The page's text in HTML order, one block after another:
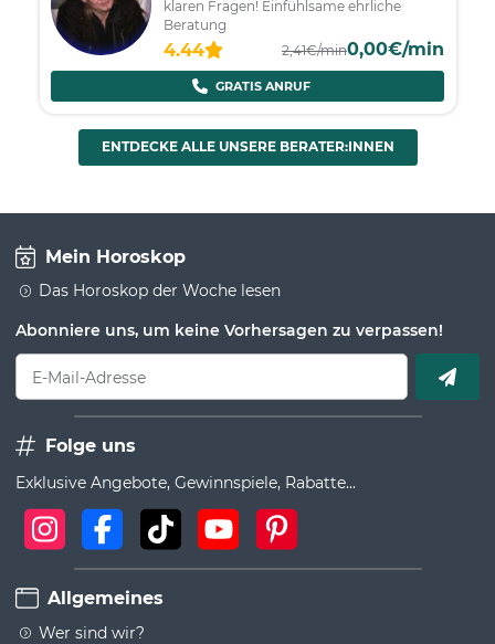
klaren Fragen! Einfühlsame ehrliche
Beratung
4.44 2,41€/min0,00€/min
GRATIS ANRUF
ENTDECKE ALLE UNSERE BERATER:INNEN
Mein Horoskop
Das Horoskop der Woche lesen
Abonniere uns, um keine Vorhersagen zu verpassen!
E-Mail-Adresse
Folge uns
Exklusive Angebote, Gewinnspiele, Rabatte...
Allgemeines
Wer sind wir?